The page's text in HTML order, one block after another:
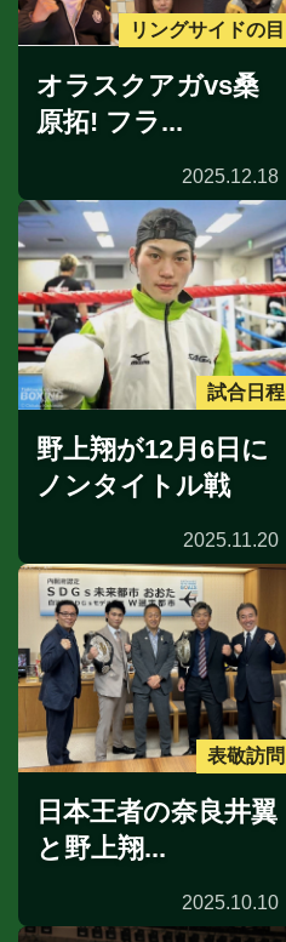
リングサイドの目
オラスクアガvs桑
原拓! フラ...
2025.12.18
試合日程
野上翔が12月6日に
ノンタイトル戦
2025.11.20
表敬訪問
日本王者の奈良井翼
と野上翔...
2025.10.10